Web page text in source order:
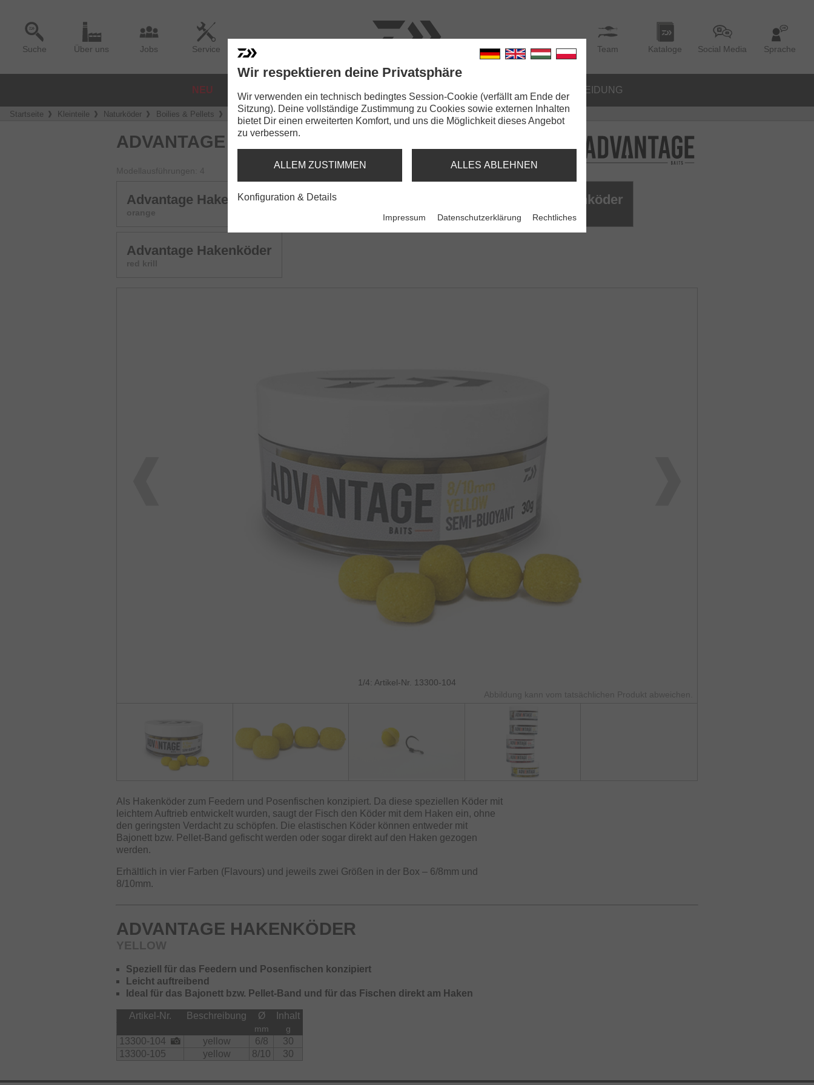
Suche Über uns Jobs Service Team Kataloge Social Media Sprache
NEU BEKLEIDUNG
Startseite Kleinteile Naturköder Boilies & Pellets Advantage Hakenköder
ADVANTAGE HAKENKÖDER
Modellausführungen: 4
Advantage Hakenköder
orange
Advantage Hakenköder Advantage Hakenköder
yellow
Advantage Hakenköder
red krill
1/4: Artikel-Nr. 13300-104
Abbildung kann vom tatsächlichen Produkt abweichen.
Als Hakenköder zum Feedern und Posenfischen konzipiert. Da diese speziellen Köder mit
leichtem Auftrieb entwickelt wurden, saugt der Fisch den Köder mit dem Haken ein, ohne
den geringsten Verdacht zu schöpfen. Die elastischen Köder können entweder mit
Bajonett bzw. Pellet-Band gefischt werden oder sogar direkt auf den Haken gezogen
werden.
Erhältlich in vier Farben (Flavours) und jeweils zwei Größen in der Box – 6/8mm und
8/10mm.
ADVANTAGE HAKENKÖDER
YELLOW
Speziell für das Feedern und Posenfischen konzipiert
Leicht auftreibend
Ideal für das Bajonett bzw. Pellet-Band und für das Fischen direkt am Haken
Artikel-Nr. Beschreibung Ø Inhalt
mm g
13300-104 yellow 6/8
30
13300-105
yellow 8/10 30
Wir respektieren deine Privatsphäre
Wir verwenden ein technisch bedingtes Session-Cookie (verfällt am Ende der
Sitzung). Deine vollständige Zustimmung zu Cookies sowie externen Inhalten
bietet Dir einen erweiterten Komfort, und uns die Möglichkeit dieses Angebot
zu verbessern.
ALLEM ZUSTIMMEN ALLES ABLEHNEN
Konfiguration & Details
Impressum Datenschutzerklärung Rechtliches